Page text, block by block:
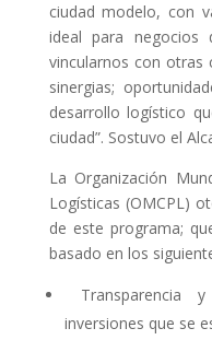
ciudad modelo, con
ideal para negocios
vincularnos con otras
sinergias;
desarrollo logístico
ciudad”. Sostuvo el
La Organización
Logísticas (OMCPL)
de este programa;
basado en los
Transparencia
inversiones que se